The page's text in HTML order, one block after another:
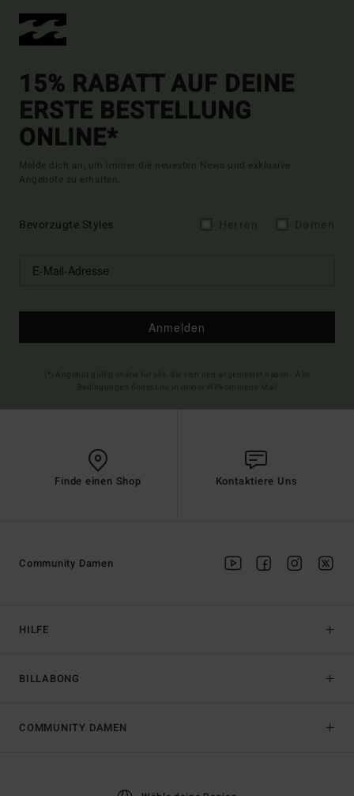
15% RABATT AUF DEINE
ERSTE BESTELLUNG
ONLINE*
Melde dich an, um immer die neuesten News und exklusive
Angebote zu erhalten.
Bevorzugte Styles
Anmelden
Finde einen Shop Kontaktiere Uns
HILFE
BILLABONG
Community Damen
COMMUNITY DAMEN